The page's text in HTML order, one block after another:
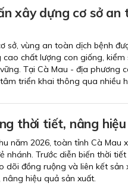
xây dựng cơ sở
sở, vùng an toàn dịch bệnh
cao chất lượng con giống,
Tại Cà Mau - địa phương
triển khai thông qua nhiều
thời tiết, nâng
năm 2026, toàn tỉnh Cà Mau
nhánh. Trước diễn biến thời
dõi đồng ruộng và liên kết
hiệu quả sản xuất.